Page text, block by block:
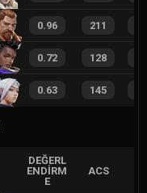
0.96 211
0.72 128
0.63 145
DEĞERL
ENDIRM
E
ACS